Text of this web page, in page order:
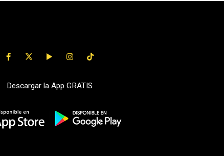
Descargar la App GRATIS